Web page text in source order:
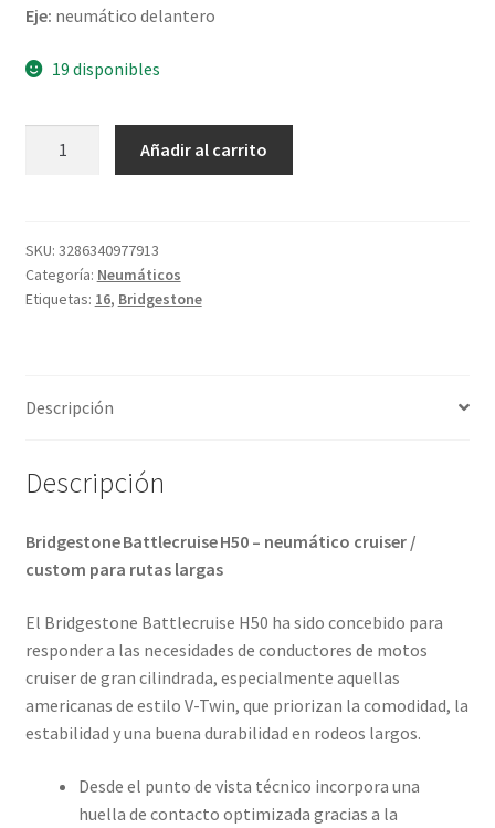
Eje: neumático delantero
19 disponibles
B
16
73H
Añadir al carrito
SKU: 3286340977913
Categoría: Neumáticos
Etiquetas: 16, Bridgestone
Descripción
Descripción
Bridgestone Battlecruise H50 – neumático cruiser /
custom para rutas largas
El Bridgestone Battlecruise H50 ha sido concebido para
responder a las necesidades de conductores de motos
cruiser de gran cilindrada, especialmente aquellas
americanas de estilo V-Twin, que priorizan la comodidad, la
estabilidad y una buena durabilidad en rodeos largos.
Desde el punto de vista técnico incorpora una
huella de contacto optimizada gracias a la